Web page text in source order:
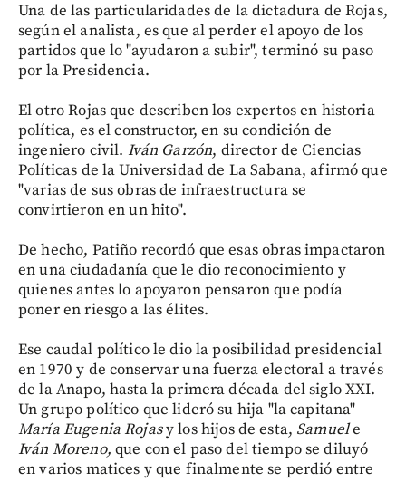
Una de las particularidades de la dictadura de Rojas,
según el analista, es que al perder el apoyo de los
partidos que lo "ayudaron a subir", terminó su paso
por la Presidencia.
El otro Rojas que describen los expertos en historia
política, es el constructor, en su condición de
ingeniero civil. Iván Garzón, director de Ciencias
Políticas de la Universidad de La Sabana, afirmó que
"varias de sus obras de infraestructura se
convirtieron en un hito".
De hecho, Patiño recordó que esas obras impactaron
en una ciudadanía que le dio reconocimiento y
quienes antes lo apoyaron pensaron que podía
poner en riesgo a las élites.
Ese caudal político le dio la posibilidad presidencial
en 1970 y de conservar una fuerza electoral a través
de la Anapo, hasta la primera década del siglo XXI.
Un grupo político que lideró su hija "la capitana"
María Eugenia Rojasy los hijos de esta, Samuele
Iván Moreno, que con el paso del tiempo se diluyó
en varios matices y que finalmente se perdió entre